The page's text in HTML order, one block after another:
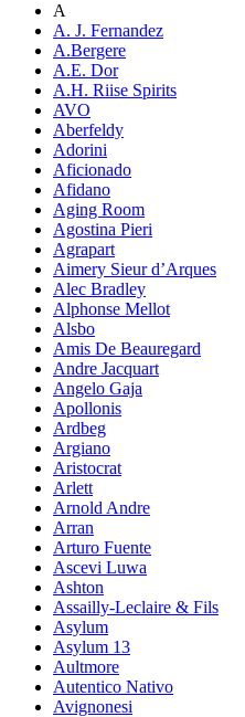
A
A. J. Fernandez
A.Bergere
A.E. Dor
A.H. Riise Spirits
AVO
Aberfeldy
Adorini
Aficionado
Afidano
Aging Room
Agostina Pieri
Agrapart
Aimery Sieur d’Arques
Alec Bradley
Alphonse Mellot
Alsbo
Amis De Beauregard
Andre Jacquart
Angelo Gaja
Apollonis
Ardbeg
Argiano
Aristocrat
Arlett
Arnold Andre
Arran
Arturo Fuente
Ascevi Luwa
Ashton
Assailly-Leclaire & Fils
Asylum
Asylum 13
Aultmore
Autentico Nativo
Avignonesi